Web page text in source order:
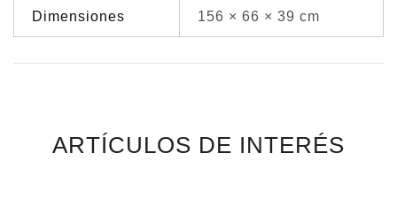
Dimensiones 156 × 66 × 39 cm
ARTÍCULOS DE INTERÉS